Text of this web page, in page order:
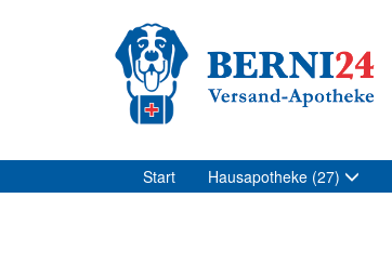
Start Hausapotheke (27)